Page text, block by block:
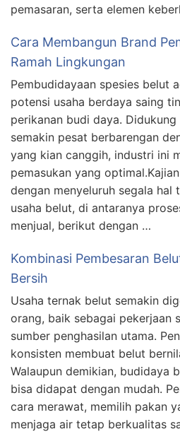
pemasaran, serta elemen
Cara Membangun Brand
Ramah Lingkungan
Pembudidayaan spesies belut
potensi usaha berdaya saing
perikanan budi daya.
semakin pesat berbarengan
yang kian canggih, industri ini
pemasukan yang
dengan menyeluruh segala
usaha belut, di antaranya
menjual, berikut dengan …
Kombinasi Pembesaran
Bersih
Usaha ternak belut semakin
orang, baik sebagai pekerjaan
sumber penghasilan utama.
konsisten membuat belut
Walaupun demikian, budidaya
bisa didapat dengan mudah.
cara merawat, memilih pakan
menjaga air tetap berkualitas